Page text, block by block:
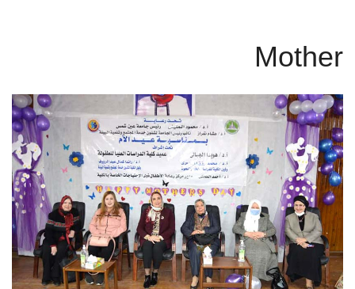
الأنظمة الذكية
الإعلام
تواصل معنا
الطلاب
هيئة التدريس
Mother